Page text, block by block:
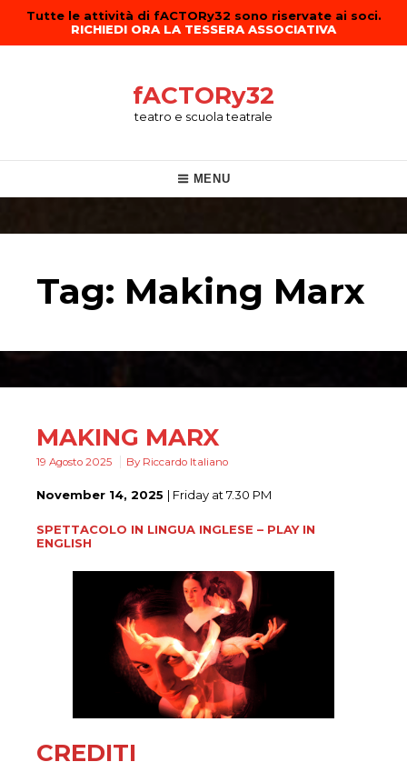
Tutte le attività di fACTORy32 sono riservate ai soci.
RICHIEDI ORA LA TESSERA ASSOCIATIVA
fACTORy32
teatro e scuola teatrale
Navigation
MENU
Tag: Making Marx
MAKING MARX
19 Agosto 2025 By Riccardo Italiano
November 14, 2025 | Friday at 7.30 PM
SPETTACOLO IN LINGUA INGLESE – PLAY IN
ENGLISH
CREDITI